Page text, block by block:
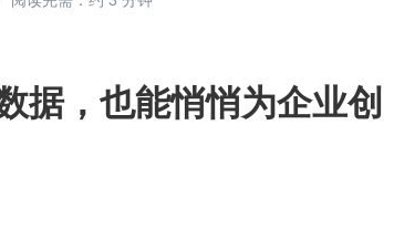
据，也能悄悄为企业创